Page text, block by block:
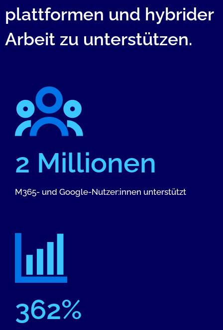
plattformen und hybrider
Arbeit zu unterstützen.
2 Millionen
M365- und Google-Nutzer:innen unterstützt
362%